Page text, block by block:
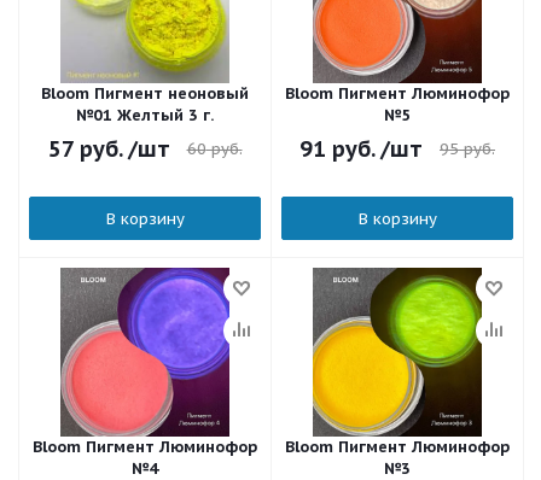
Bloom Пигмент неоновый
№01 Желтый 3 г.
57руб. /шт 60руб.
В корзину
Bloom Пигмент Люминофор
№5
91 руб. /шт 95руб.
В корзину
Bloom Пигмент Люминофор
№4
Bloom Пигмент Люминофор
№3